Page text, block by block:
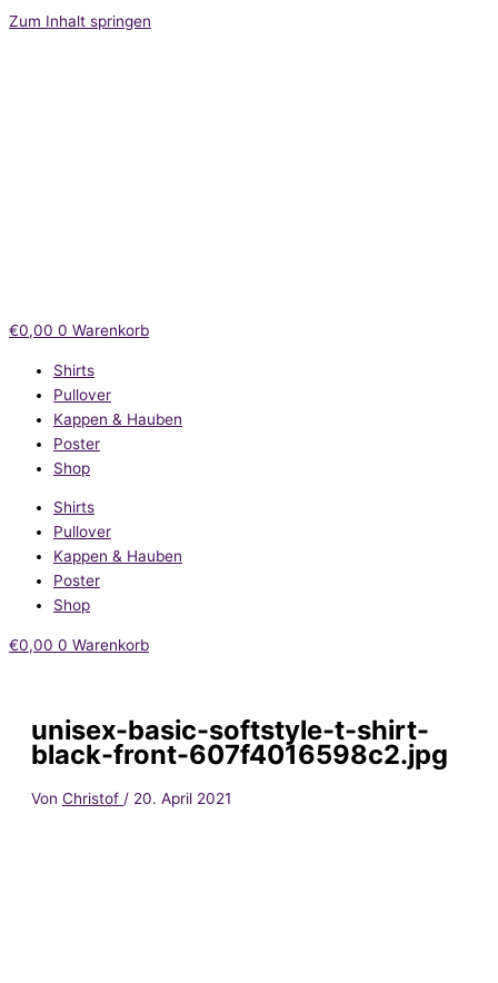
Zum Inhalt springen
€0,00 0 Warenkorb
Shirts
Pullover
Kappen & Hauben
Poster
Shop
Shirts
Pullover
Kappen & Hauben
Poster
Shop
€0,00 0 Warenkorb
unisex-basic-softstyle-t-shirt-
black-front-607f4016598c2.jpg
Von Christof / 20. April 2021